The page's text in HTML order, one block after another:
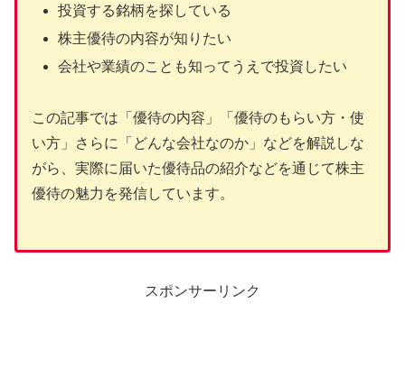
投資する銘柄を探している
株主優待の内容が知りたい
会社や業績のことも知ってうえで投資したい
この記事では「優待の内容」「優待のもらい方・使
い方」さらに「どんな会社なのか」などを解説しな
がら、実際に届いた優待品の紹介などを通じて株主
優待の魅力を発信しています。
スポンサーリンク